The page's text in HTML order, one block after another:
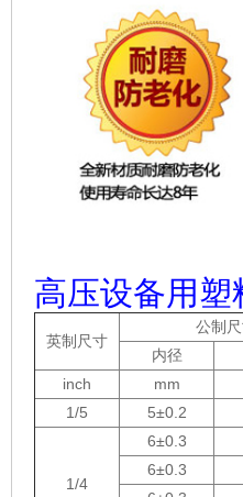
高压设备用
英制尺寸
公制
内径
inch
mm
1/5
5±0.2
1/4
6±0.3
6±0.3